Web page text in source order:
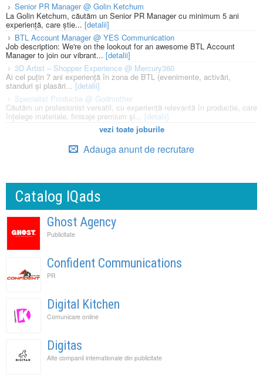
Senior PR Manager @ Golin Ketchum
La Golin Ketchum, căutăm un Senior PR Manager cu minimum 5 ani
experiență, care știe... [detalii]
BTL Account Manager @ YES Communication
Job description: We're on the lookout for an awesome BTL Account
Manager to join our vibrant... [detalii]
3D Artist – Shopper Experience @ Mercury360
Ai cel puțin 7 ani experiență în zona de BTL (evenimente, activări,
standuri și plasări...[detalii]
Specialist Productie @ Godmother
Căutăm un profesionist versatil, cu experiență relevantă în producție, care
înțelege materiale, finisaje premium și... [detalii]
vezi toate joburile
Adauga anunt de recrutare
Catalog IQads
Ghost Agency
Publicitate
Confident Communications
PR
Digital Kitchen
Comunicare online
Digitas
Alte companii internationale din publicitate